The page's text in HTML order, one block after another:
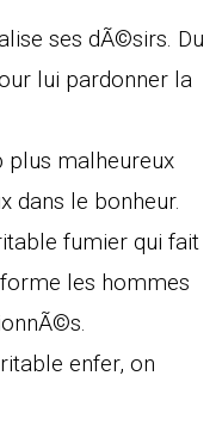
ses dÃ©sirs. Du
lui pardonner la
plus malheureux
dans le bonheur.
fumier qui fait
les hommes
enfer, on